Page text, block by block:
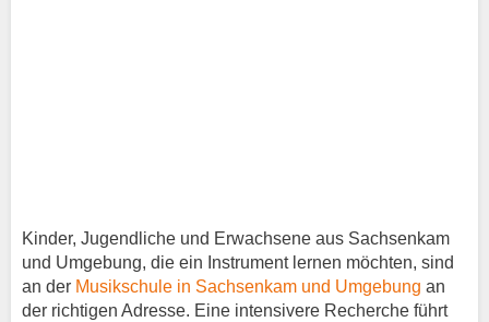
Kinder, Jugendliche und Erwachsene aus Sachsenkam
und Umgebung, die ein Instrument lernen möchten, sind
an der Musikschule in Sachsenkam und Umgebung an
der richtigen Adresse. Eine intensivere Recherche führt